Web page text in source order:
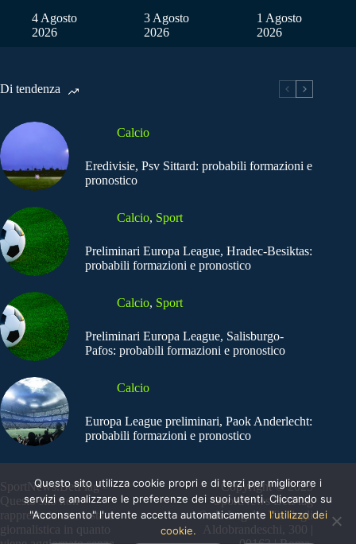
4 Agosto
2026
3 Agosto
2026
1 Agosto
2026
Di tendenza
Calcio
Eredivisie, Psv Sittard: probabili formazioni e
pronostico
Calcio, Sport
Preliminari Europa League, Hradec-Besiktas:
probabili formazioni e pronostico
Calcio, Sport
Preliminari Europa League, Salisburgo-
Pafos: probabili formazioni e pronostico
Calcio
Europa League preliminari, Paok Anderlecht:
probabili formazioni e pronostico
SportNews.BetFlag -
Questo sito non
rappresenta una testata
giornalistica in quanto
Copyright © 2025
SportNews BetFlag
Sede Legale: Via degli
Aldobrandeschi, 300 |
Questo sito utilizza cookie propri e di terzi per migliorare i
servizi e analizzare le preferenze dei suoi utenti. Cliccando su
"Acconsento" l'utente accetta automaticamente l'utilizzo dei
cookie.